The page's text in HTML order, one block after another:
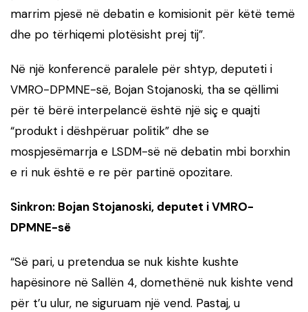
marrim pjesë në debatin e komisionit për këtë temë
dhe po tërhiqemi plotësisht prej tij”.
Në një konferencë paralele për shtyp, deputeti i
VMRO-DPMNE-së, Bojan Stojanoski, tha se qëllimi
për të bërë interpelancë është një siç e quajti
“produkt i dëshpëruar politik” dhe se
mospjesëmarrja e LSDM-së në debatin mbi borxhin
e ri nuk është e re për partinë opozitare.
Sinkron: Bojan Stojanoski, deputet i VMRO-
DPMNE-së
“Së pari, u pretendua se nuk kishte kushte
hapësinore në Sallën 4, domethënë nuk kishte vend
për t’u ulur, ne siguruam një vend. Pastaj, u